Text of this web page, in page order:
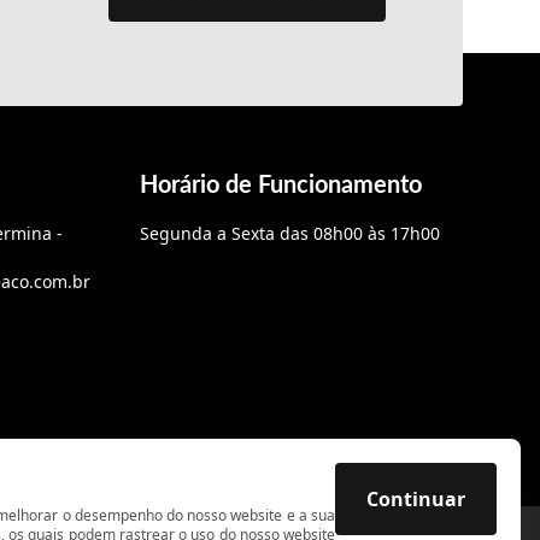
o desempenho do nosso website e a sua
quais podem rastrear o uso do nosso website
Continuar
Fornecedores de portas automáticas
Instalação de Portas Seccionais em São
-
Horário de Funcionamento
Segunda a Sexta das 08h00 às 17h00